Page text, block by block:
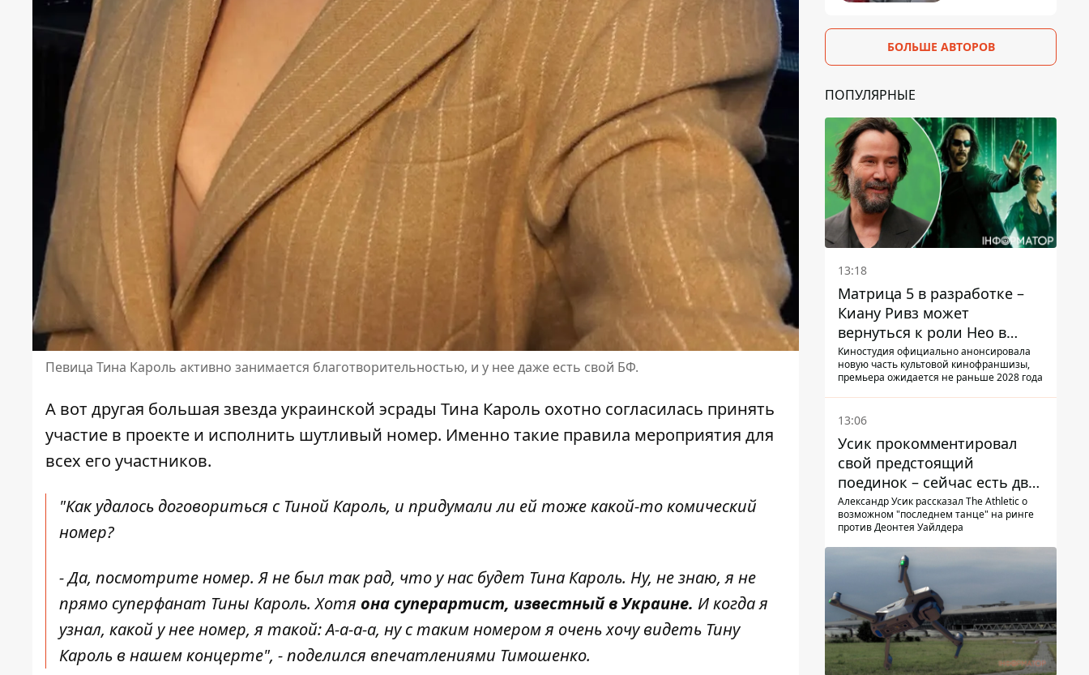
Певица Тина Кароль активно занимается благотворительностью, и у нее даже есть свой БФ.
А вот другая большая звезда украинской эсрады Тина Кароль охотно согласилась принять
участие в проекте и исполнить шутливый номер. Именно такие правила мероприятия для
всех его участников.
"Как удалось договориться с Тиной Кароль, и придумали ли ей тоже какой-то комический
номер?
- Да, посмотрите номер. Я не был так рад, что у нас будет Тина Кароль. Ну, не знаю, я не
прямо суперфанат Тины Кароль. Хотя она суперартист, известный в Украине. И когда я
узнал, какой у нее номер, я такой: А-а-а-а, ну с таким номером я очень хочу видеть Тину
Кароль в нашем концерте", - поделился впечатлениями Тимошенко.
БОЛЬШЕ АВТОРОВ
ПОПУЛЯРНЫЕ
13:18
Матрица 5 в разработке –
Киану Ривз может
вернуться к роли Нео в
пятой части
Киностудия официально анонсировала
новую часть культовой кинофраншизы,
премьера ожидается не раньше 2028 года
13:06
Усик прокомментировал
свой предстоящий
поединок – сейчас есть два
варианта
Александр Усик рассказал The Athletic о
возможном "последнем танце" на ринге
против Деонтея Уайлдера